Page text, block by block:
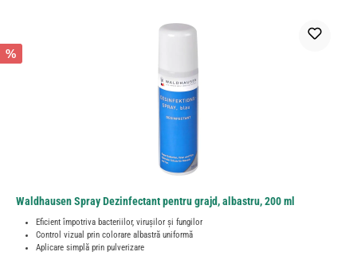
%
Waldhausen Spray Dezinfectant pentru grajd, albastru, 200 ml
Eficient împotriva bacteriilor, virușilor și fungilor
Control vizual prin colorare albastră uniformă
Aplicare simplă prin pulverizare